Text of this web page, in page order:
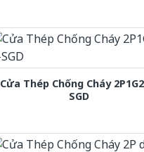
Cửa Thép Chống Cháy
SGD